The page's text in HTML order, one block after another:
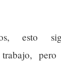
esto